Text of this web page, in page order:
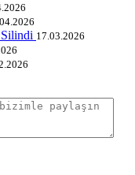
17.03.2026